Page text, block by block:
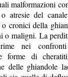
malformazioni
atresie del
cronici della
o maligni. La
nei
forme di
delle ghiandole